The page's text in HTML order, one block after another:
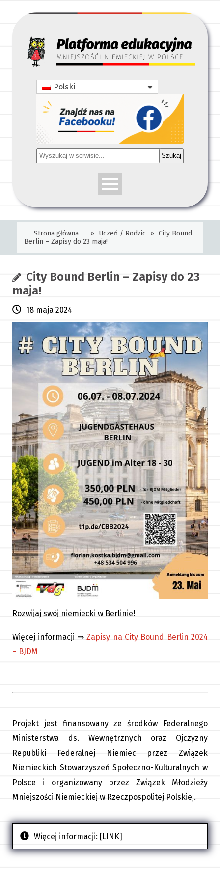
Polski
Szukaj
Strona główna » Uczeń / Rodzic » City Bound
Berlin – Zapisy do 23 maja!
City Bound Berlin – Zapisy do 23
maja!
18 maja 2024
Rozwijaj swój niemiecki w Berlinie!
Więcej informacji ⇒Zapisy na City Bound Berlin 2024
– BJDM
Projekt jest finansowany ze środków Federalnego
Ministerstwa ds. Wewnętrznych oraz Ojczyzny
Republiki Federalnej Niemiec przez Związek
Niemieckich Stowarzyszeń Społeczno-Kulturalnych w
Polsce i organizowany przez Związek Młodzieży
Mniejszości Niemieckiej w Rzeczpospolitej Polskiej.
Więcej informacji: [LINK]